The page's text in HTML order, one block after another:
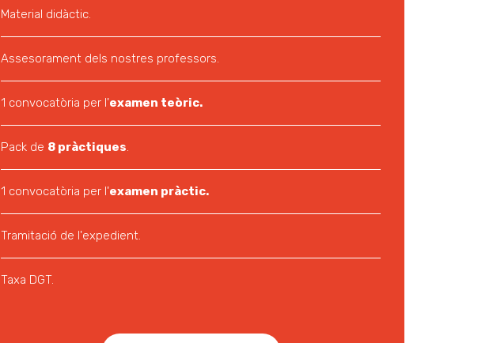
Material didàctic.
Assesorament dels nostres professors.
1 convocatòria per l'examen teòric.
Pack de 8 pràctiques.
1 convocatòria per l'examen pràctic.
Tramitació de l'expedient.
Taxa DGT.